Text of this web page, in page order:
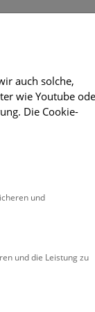
auch solche,
wie Youtube
Die Cookie-
und
und die Leistung zu